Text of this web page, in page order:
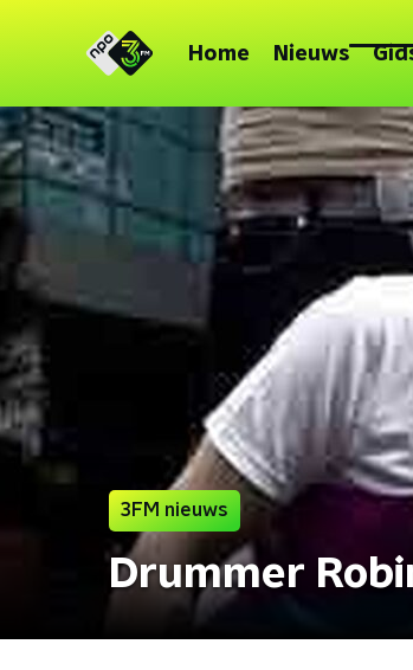
Home Nieuws
3FM nieuws
Drummer